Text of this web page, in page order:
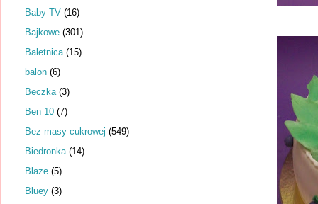
Baby TV (16)
Bajkowe (301)
Baletnica (15)
balon (6)
Beczka (3)
Ben 10 (7)
Bez masy cukrowej (549)
Biedronka (14)
Blaze (5)
Bluey (3)